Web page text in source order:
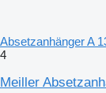
Absetzanhänger A
4
Meiller